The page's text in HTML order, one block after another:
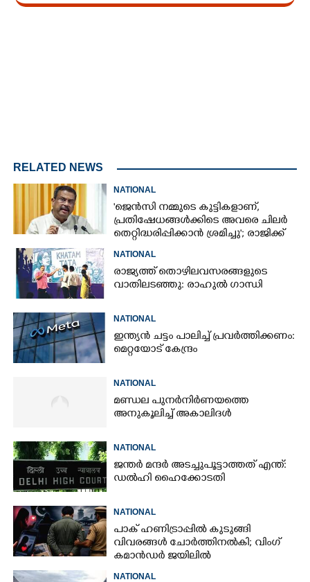
RELATED NEWS
NATIONAL
'ജെൻസി നമ്മുടെ കുട്ടികളാണ്,
പ്രതിഷേധങ്ങൾക്കിടെ അവരെ ചിലർ
തെറ്റിദ്ധരിപ്പിക്കാൻ ശ്രമിച്ചു'; രാജിക്ക്
ധർമ്മേന്ദ്ര പ്രധാൻ
NATIONAL
രാജ്യത്ത് തൊഴിലവസരങ്ങളുടെ
വാതിലടഞ്ഞു: രാഹുൽ ഗാന്ധി
NATIONAL
ഇന്ത്യൻ ചട്ടം പാലിച്ച് പ്രവർത്തിക്കണം:
മെറ്റയോട് കേന്ദ്രം
NATIONAL
മണ്ഡല പുനർനിർണയത്തെ
അനുകൂലിച്ച് അകാലിദൾ
NATIONAL
ജന്ത‌‌ർ മന്ദർ അടച്ചുപൂട്ടാത്തത് എന്ത്:
ഡൽഹി ഹൈക്കോടതി
NATIONAL
പാക് ഹണിട്രാപ്പിൽ കുടുങ്ങി
വിവരങ്ങൾ ചോർത്തിനൽകി;​ വിംഗ്
കമാൻഡർ ജയിലിൽ
NATIONAL